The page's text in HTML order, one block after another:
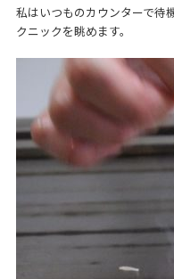
私はいつものカウンターで待
クニックを眺めます。